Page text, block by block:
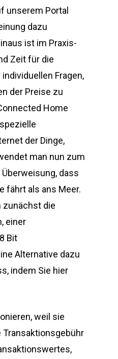
unserem Portal
dazu
ist im Praxis-
Zeit für die
Fragen,
der Preise zu
Home
der Dinge,
man nun zum
dass
fährt als ans Meer.
zunächst die
einer
Bit
Alternative dazu
indem Sie hier
weil sie
Transaktionsgebühr